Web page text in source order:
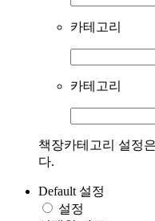
카테고리
카테고리
책장카테고리 설정
다.
Default 설정
설정